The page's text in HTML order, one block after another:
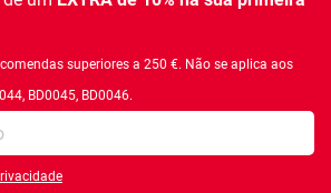
superiores a 250 €. Não se aplica aos
BD0045, BD0046.
de privacidade